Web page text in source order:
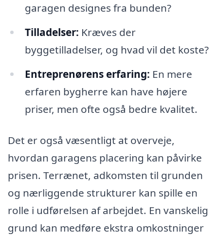
garagen designes fra bunden?
Tilladelser: Kræves der
byggetilladelser, og hvad vil det koste?
Entreprenørens erfaring: En mere
erfaren bygherre kan have højere
priser, men ofte også bedre kvalitet.
Det er også væsentligt at overveje,
hvordan garagens placering kan påvirke
prisen. Terrænet, adkomsten til grunden
og nærliggende strukturer kan spille en
rolle i udførelsen af arbejdet. En vanskelig
grund kan medføre ekstra omkostninger